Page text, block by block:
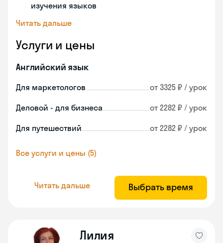
изучения языков
Читать дальше
Услуги и цены
Английский язык
Для маркетологов от 3325 ₽ / урок
Деловой - для бизнеса от 2282 ₽ / урок
Для путешествий от 2282 ₽ / урок
Все услуги и цены (5)
Читать дальше Выбрать время
Лилия